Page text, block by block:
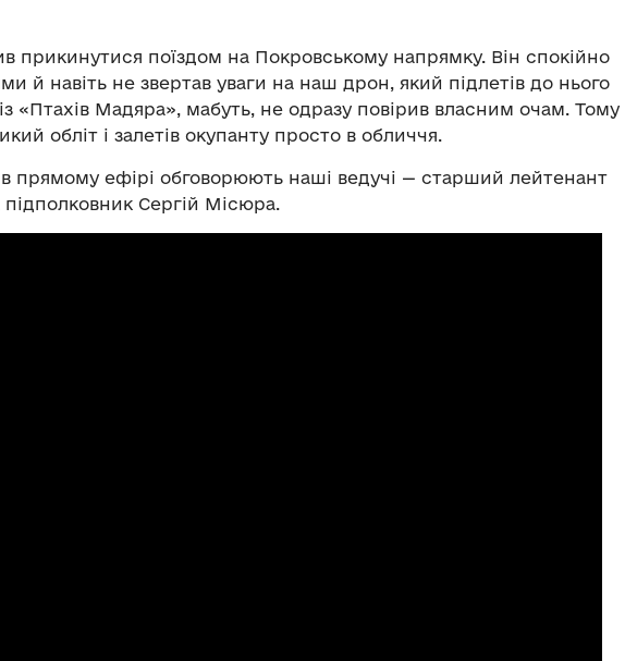
прикинутися поїздом на Покровському напрямку. Він спокійно
й навіть не звертав уваги на наш дрон, який підлетів до нього
«Птахів Мадяра», мабуть, не одразу повірив власним очам. Тому
обліт і залетів окупанту просто в обличчя.
в прямому ефірі обговорюють наші ведучі — старший лейтенант
підполковник Сергій Місюра.